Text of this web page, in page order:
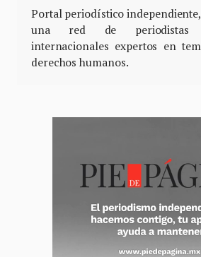
Portal periodístico
una red de periodistas
internacionales expertos en
derechos humanos.